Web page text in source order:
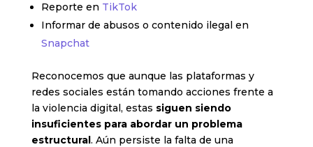
Reporte en TikTok
Informar de abusos o contenido ilegal en
Snapchat
Reconocemos que aunque las plataformas y
redes sociales están tomando acciones frente a
la violencia digital, estas siguen siendo
insuficientes para abordar un problema
estructural . Aún persiste la falta de una